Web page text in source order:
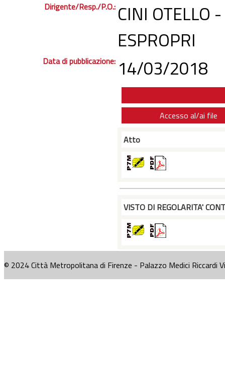
Dirigente/Resp./P.O.: CINI OTELLO
ESPROPRI
Data di pubblicazione: 14/03/2018
Accesso al/ai file
Atto
VISTO DI REGOLARITA'
© 2024 Città Metropolitana di Firenze - Palazzo Medici Riccardi